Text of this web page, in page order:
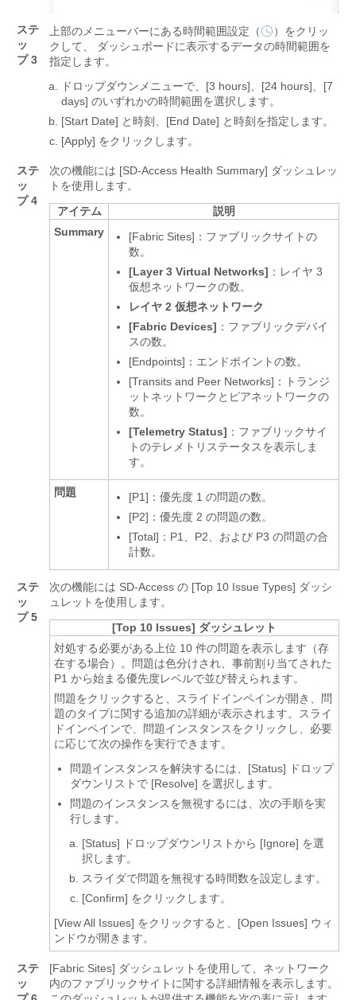
ステ
ッ
プ 3
上部のメニューバーにある時間範囲設定（
）をクリッ
クして、 ダッシュボードに表示するデータの時間範囲を
指定します。
ドロップダウンメニューで、[3 hours] 、[24 hours] 、[7
days] のいずれかの時間範囲を選択します。
[Start Date] と時刻、 [End Date] と時刻を指定します。
[Apply] をクリックします。
ステ
ッ
プ 4
次の機能には [SD-Access Health Summary] ダッシュレッ
トを使用します。
アイテム
説明
Summary
[Fabric Sites]：ファブリックサイトの
数。
[Layer 3 Virtual Networks] ：レイヤ 3
仮想ネットワークの数。
レイヤ 2 仮想ネットワーク
[Fabric Devices] ：ファブリックデバイ
スの数。
[Endpoints]：エンドポイントの数。
[Transits and Peer Networks]：トランジ
ットネットワークとピアネットワークの
数。
[Telemetry Status] ：ファブリックサイ
トのテレメトリステータスを表示しま
す。
問題
[P1]：優先度 1 の問題の数。
[P2]：優先度 2 の問題の数。
[Total]：P1、P2、および P3 の問題の合
計数。
ステ
ッ
プ 5
次の機能には SD-Access の [Top 10 Issue Types] ダッシ
ュレットを使用します。
[Top 10 Issues] ダッシュレット
対処する必要がある上位 10 件の問題を表示します（存
在する場合）。問題は色分けされ、事前割り当てされた
P1 から始まる優先度レベルで並び替えられます。
問題をクリックすると、スライドインペインが開き、問
題のタイプに関する追加の詳細が表示されます。スライ
ドインペインで、問題インスタンスをクリックし、必要
に応じて次の操作を実行できます。
問題インスタンスを解決するには、[Status] ドロップ
ダウンリストで [Resolve] を選択します。
問題のインスタンスを無視するには、次の手順を実
行します。
[Status]
ドロップダウンリストから [Ignore] を選
択します。
スライダで問題を無視する時間数を設定します。
[Confirm] をクリックします。
[View All Issues] をクリックすると、[Open Issues] ウィ
ンドウが開きます。
ステ
ッ
[Fabric Sites] ダッシュレットを使用して、ネットワーク
内のファブリックサイトに関する詳細情報を表示します。